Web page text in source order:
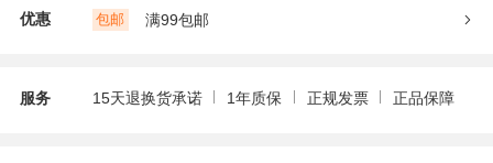
优惠 包邮 满99包邮
服务 15天退换货承诺 1年质保 正规发票 正品保障